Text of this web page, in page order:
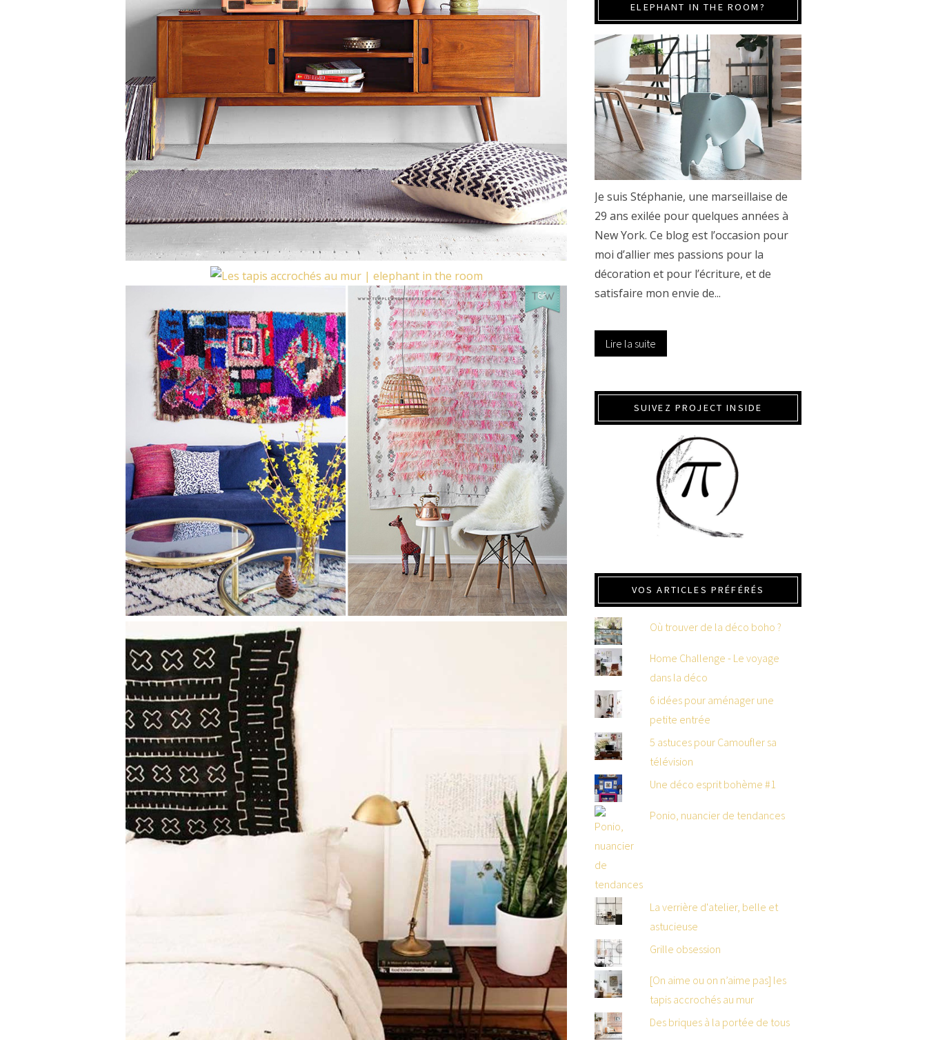
ELEPHANT IN THE ROOM?
Je suis Stéphanie, une marseillaise de
29 ans exilée pour quelques années à
New York. Ce blog est l’occasion pour
moi d’allier mes passions pour la
décoration et pour l’écriture, et de
satisfaire mon envie de...
Lire la suite
SUIVEZ PROJECT INSIDE
VOS ARTICLES PRÉFÉRÉS
Où trouver de la déco boho ?
Home Challenge - Le voyage
dans la déco
6 idées pour aménager une
petite entrée
5 astuces pour Camoufler sa
télévision
Une déco esprit bohème #1
Ponio, nuancier de tendances
La verrière d'atelier, belle et
astucieuse
Grille obsession
[On aime ou on n’aime pas] les
tapis accrochés au mur
Des briques à la portée de tous